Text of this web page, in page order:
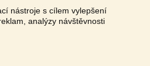
nástroje s cílem vylepšení
analýzy návštěvnosti